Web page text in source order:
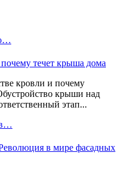
кровли и почему
крыши над
этап...